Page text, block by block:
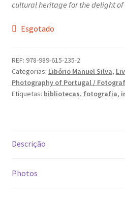
Évora
Cabo Mondego
Encontros da Imagem
Enlaçando o Douro…
Flores em ponto Macro /
cultural heritage for the delight of
Esgotado
REF: 978-989-615-235-2
Categorias: Libório Manuel Silva,
Photography of Portugal /
Etiquetas: bibliotecas, fotografia,
Descrição
Photos